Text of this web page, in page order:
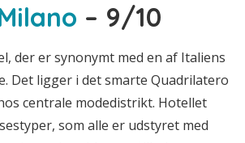
– 9/10
der er synonymt med en af Italiens
Det ligger i det smarte Quadrilatero
centrale modedistrikt. Hotellet
som alle er udstyret med